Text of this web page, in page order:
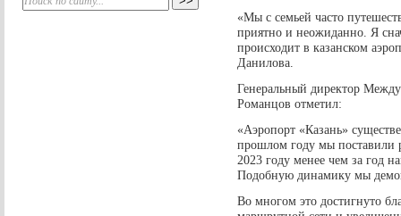
«Мы с семьей часто
приятно и неожиданно. Я
происходит в казанском
Данилова.
Генеральный директор
Романцов отметил:
«Аэропорт «Казань»
прошлом году мы поставили
2023 году менее чем за год
Подобную динамику мы
Во многом это достигнуто